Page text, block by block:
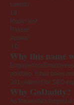
Length
19
Radio test
Passes
Appeal
4.0
Why this name
portfolio. It has been
301 redirect for SEO
Why GoDaddy?
As the world's largest